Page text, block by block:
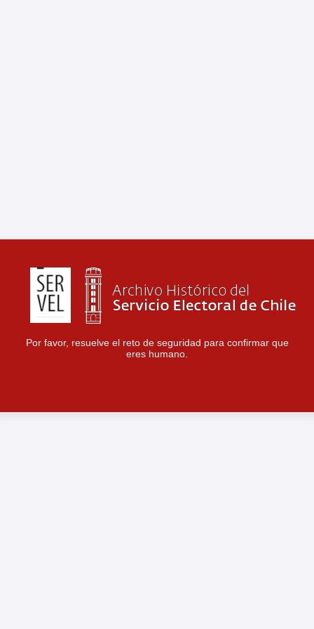
Por favor, resuelve el reto de seguridad para confirmar que
eres humano.